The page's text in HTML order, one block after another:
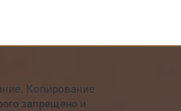
Копирование
запрещено и